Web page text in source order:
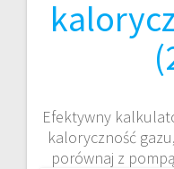
Efektywny
kaloryczność
porównaj z